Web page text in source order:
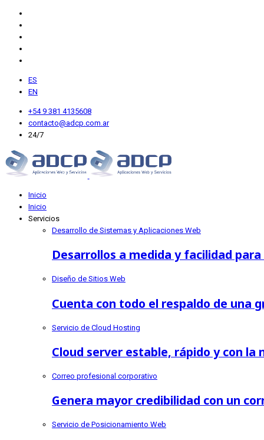
ES
EN
+54 9 381 4135608
contacto@adcp.com.ar
24/7
Inicio
Inicio
Servicios
Desarrollo de Sistemas y Aplicaciones Web
Desarrollos a medida y facilidad
Diseño de Sitios Web
Cuenta con todo el respaldo de una
Servicio de Cloud Hosting
Cloud server estable, rápido y con la
Correo profesional corporativo
Genera mayor credibilidad con un
Servicio de Posicionamiento Web